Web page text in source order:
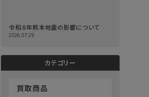
令和８年熊本地震の影響について
2026.07.29
カテゴリー
買取商品